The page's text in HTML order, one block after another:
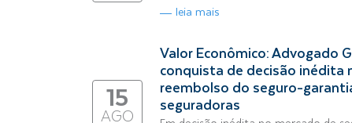
leia mais
15
AGO
Valor Econômico: Advogado
conquista de decisão inédita
reembolso do seguro-
seguradoras